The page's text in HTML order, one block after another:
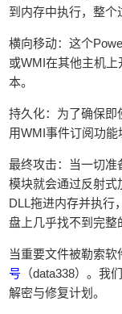
到内存中执行，整个
横向移动‌：这个
或WMI在其他主机
本‌。
持久化‌：为了确保即
用‌WMI事件订阅功能‌
最终攻击‌：当一切准
模块就会通过‌反射式
DLL拖进内存并执行
盘上几乎找不到完整
当重要文件被勒索
号 （data338）。我
解密与修复计划。